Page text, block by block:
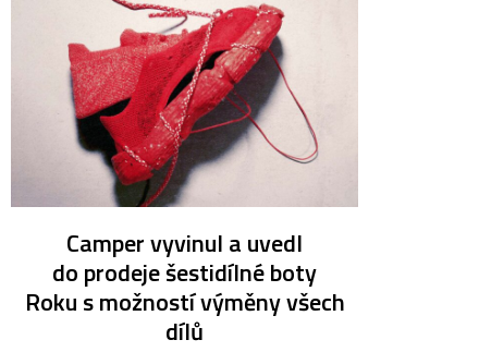
Camper vyvinul a uvedl
do prodeje šestidílné boty
Roku s možností výměny všech
dílů